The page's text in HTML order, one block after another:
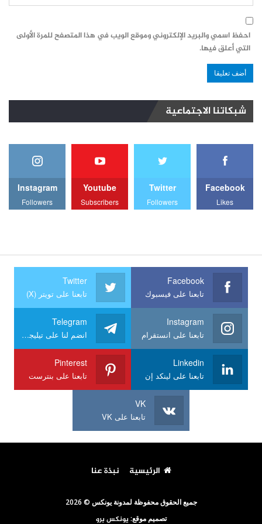
احفظ اسمي والبريد الإلكتروني وموقع الويب في هذا المتصفح للمرة الأولى
التي أعلق فيها.
شبكاتنا الاجتماعية
Facebook
Likes
Twitter
Followers
Youtube
Subscribers
Instagram
Followers
Facebook
تابعنا على فيسبوك
Twitter
تابعنا على تويتر (X)
Instagram
تابعنا على انستقرام
Telegram
انضم لنا على تيليجرام
Linkedin
تابعنا على لينكد إن
Pinterest
تابعنا على بنترست
VK
تابعنا على VK
الرئيسية نبذة عنا
جميع الحقوق محفوظة لمدونة يونكس © 2026
تصميم موقع: يونكس برو